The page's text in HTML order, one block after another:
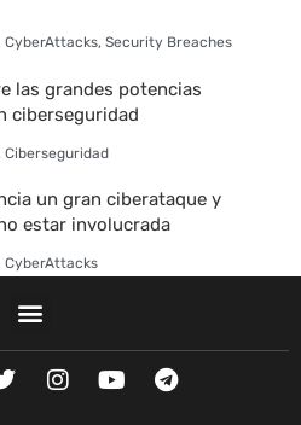
CyberAttacks,Security Breaches
las grandes potencias
ciberseguridad
,Ciberseguridad
un gran ciberataque y
estar involucrada
,CyberAttacks
Autónoma de Barcelona es
CyberAttacks,Security Breaches
T
w
I
n
Y
o
T
e